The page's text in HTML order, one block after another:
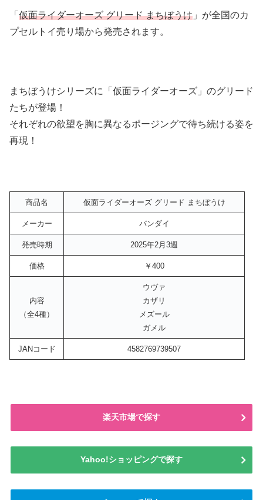
「 仮面ライダーオーズ グリード まちぼうけ 」が全国のカ
プセルトイ売り場から発売されます。
まちぼうけシリーズに「仮面ライダーオーズ」のグリード
たちが登場！
それぞれの欲望を胸に異なるポージングで待ち続ける姿を
再現！
商品名 仮面ライダーオーズ グリード まちぼうけ
メーカー バンダイ
発売時期 2025年2月3週
価格 ￥400
内容
（全4種）
ウヴァ
カザリ
メズール
ガメル
JANコード 4582769739507
楽天市場で探す
Yahoo!ショッピングで探す